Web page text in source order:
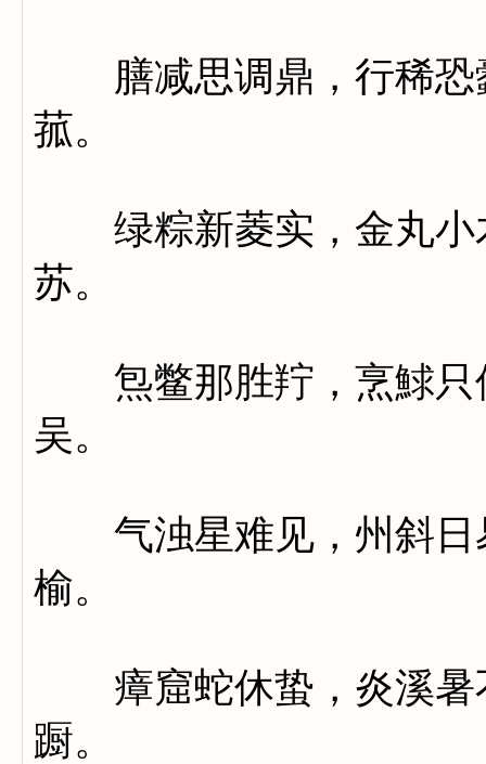
膳减思调鼎，行稀恐
菰。
绿粽新菱实，金丸小
苏。
炰鳖那胜羜，烹鯄只
吴。
气浊星难见，州斜日
榆。
瘴窟蛇休蛰，炎溪暑
蹰。